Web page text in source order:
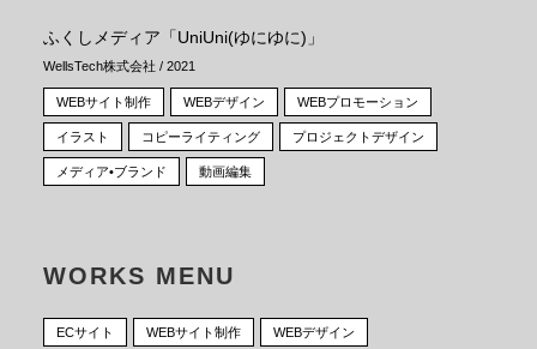
ふくしメディア「UniUni(ゆにゆに)」
WellsTech株式会社 / 2021
WEBサイト制作 WEBデザイン WEBプロモーション
イラスト コピーライティング プロジェクトデザイン
メディア•ブランド 動画編集
WORKS MENU
ECサイト WEBサイト制作 WEBデザイン